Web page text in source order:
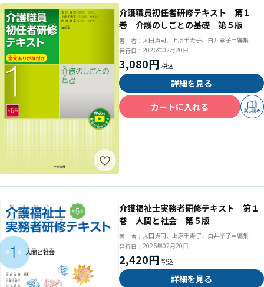
介護職員初任者研修テキスト 第１
巻 介護のしごとの基礎 第５版
著 者： 太田貞司、上原千寿子、白井孝子＝編集
発行日： 2026年02月20日
3,080円
詳細を見る
カートに入れる
試し読み
介護福祉士実務者研修テキスト 第１
巻 人間と社会 第５版
著 者： 太田貞司、上原千寿子、白井孝子＝編集
発行日： 2026年02月20日
2,420円
詳細を見る